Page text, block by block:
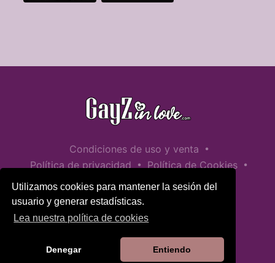
Utilizamos cookies para mantener la sesión del
usuario y generar estadísticas.
Lea nuestra política de cookies
Denegar Entiendo
Condiciones de uso y venta •
Política de privacidad • Política de Cookies •
Política de seguridad infantil
Ayuda / Contactar